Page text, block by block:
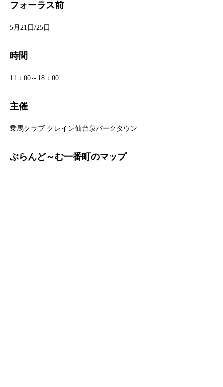
フォーラス前
5月21日/25日
時間
11：00～18：00
主催
乗馬クラブ クレイン仙台泉パークタウン
ぶらんど～む一番町のマップ